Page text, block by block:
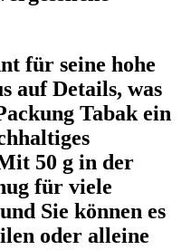
für seine hohe
auf Details, was
Tabak ein
50 g in der
für viele
Sie können es
oder alleine